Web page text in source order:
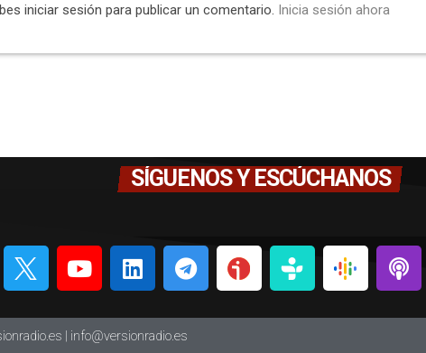
iniciar sesión para publicar un comentario. Inicia sesión ahora
SÍGUENOS Y ESCÚCHANOS
| info@versionradio.es